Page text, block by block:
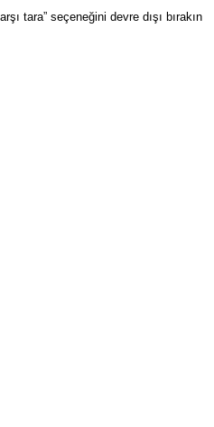
tara” seçeneğini devre dışı bırakın